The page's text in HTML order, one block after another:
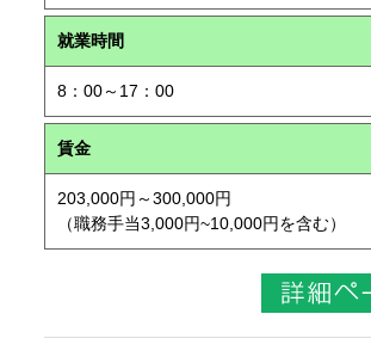
就業時間
8：00～17：00
賃金
203,000円～300,000円
（職務手当3,000円~10,000円を含む）